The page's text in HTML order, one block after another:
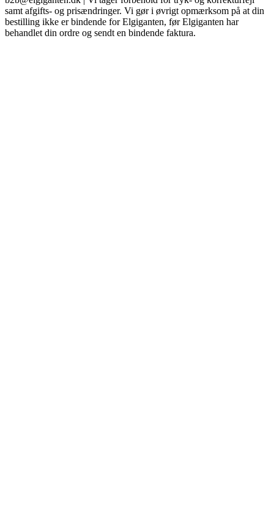
samt afgifts- og prisændringer. Vi gør i øvrigt opmærksom på at din
bestilling ikke er bindende for Elgiganten, før Elgiganten har
behandlet din ordre og sendt en bindende faktura.